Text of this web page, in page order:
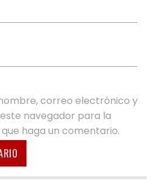
correo electrónico y
navegador para la
haga un comentario.